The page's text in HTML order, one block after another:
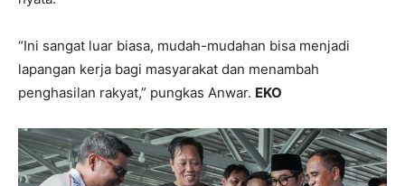
‎“Ini sangat luar biasa, mudah-mudahan bisa menjadi
lapangan kerja bagi masyarakat dan menambah
penghasilan rakyat,” pungkas Anwar. EKO